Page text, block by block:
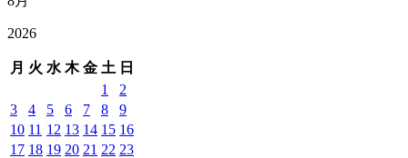
2026
月 火 水 木 金 土 日
1
2
3
4 5 6 7 8
9
10 11 12 13 14 15 16
17 18 19 20 21 22 23